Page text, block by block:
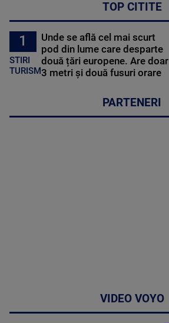
TOP CITITE
1
STIRI
TURISM
Unde se află cel mai scurt
pod din lume care desparte
două țări europene. Are doar
3 metri și două fusuri orare
PARTENERI
VIDEO VOYO